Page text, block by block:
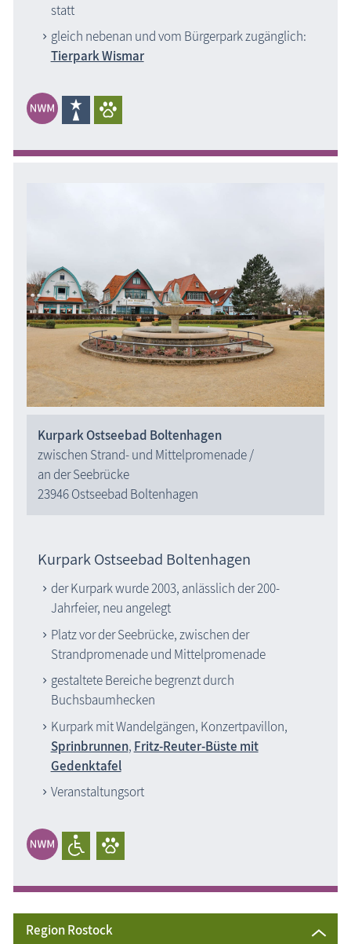
statt
gleich nebenan und vom Bürgerpark zugänglich:
Tierpark Wismar
Kurpark Ostseebad Boltenhagen
zwischen Strand- und Mittelpromenade /
an der Seebrücke
23946 Ostseebad Boltenhagen
Kurpark Ostseebad Boltenhagen
der Kurpark wurde 2003, anlässlich der 200-
Jahrfeier, neu angelegt
Platz vor der Seebrücke, zwischen der
Strandpromenade und Mittelpromenade
gestaltete Bereiche begrenzt durch
Buchsbaumhecken
Kurpark mit Wandelgängen, Konzertpavillon,
Sprinbrunnen, Fritz-Reuter-Büste mit
Gedenktafel
Veranstaltungsort
Region Rostock